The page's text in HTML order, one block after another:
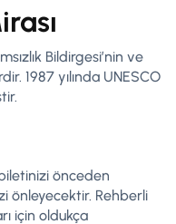
Bildirgesi’nin ve
1987 yılında UNESCO
önceden
önleyecektir. Rehberli
için oldukça